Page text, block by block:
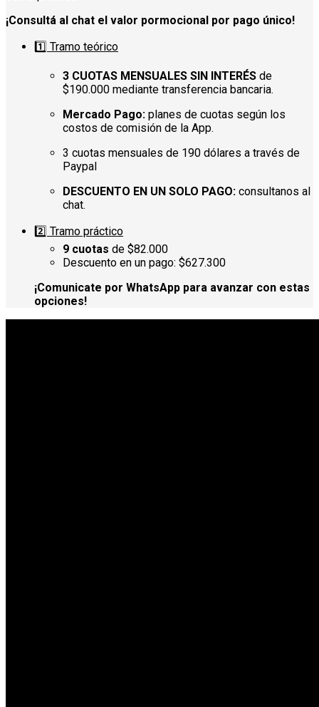
¡Consultá al chat el valor pormocional por pago único!
1️⃣ Tramo teórico
3 CUOTAS MENSUALES SIN INTERÉS de
$190.000 mediante transferencia bancaria.
Mercado Pago: planes de cuotas según los
costos de comisión de la App.
3 cuotas mensuales de 190 dólares a través de
Paypal
DESCUENTO EN UN SOLO PAGO: consultanos al
chat.
2️⃣ Tramo práctico
9 cuotas de $82.000
Descuento en un pago: $627.300
¡Comunicate por WhatsApp para avanzar con estas
opciones!